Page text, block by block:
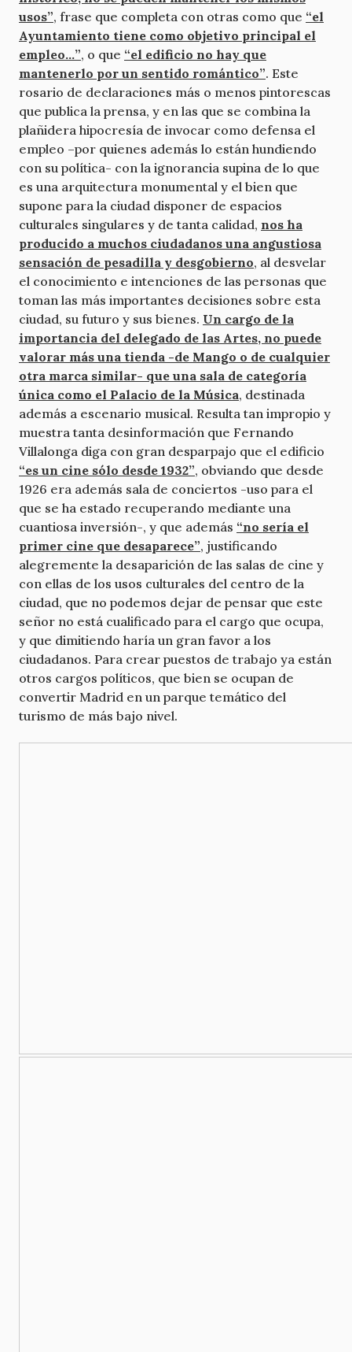
usos”, frase que completa con otras como que “el
Ayuntamiento tiene como objetivo principal el
empleo…”, o que “el edificio no hay que
mantenerlo por un sentido romántico”. Este
rosario de declaraciones más o menos pintorescas
que publica la prensa, y en las que se combina la
plañidera hipocresía de invocar como defensa el
empleo –por quienes además lo están hundiendo
con su política- con la ignorancia supina de lo que
es una arquitectura monumental y el bien que
supone para la ciudad disponer de espacios
culturales singulares y de tanta calidad, nos ha
producido a muchos ciudadanos una angustiosa
sensación de pesadilla y desgobierno, al desvelar
el conocimiento e intenciones de las personas que
toman las más importantes decisiones sobre esta
ciudad, su futuro y sus bienes. Un cargo de la
importancia del delegado de las Artes, no puede
valorar más una tienda -de Mango o de cualquier
otra marca similar- que una sala de categoría
única como el Palacio de la Música, destinada
además a escenario musical. Resulta tan impropio y
muestra tanta desinformación que Fernando
Villalonga diga con gran desparpajo que el edificio
“es un cine sólo desde 1932”, obviando que desde
1926 era además sala de conciertos -uso para el
que se ha estado recuperando mediante una
cuantiosa inversión-, y que además “no sería el
primer cine que desaparece”, justificando
alegremente la desaparición de las salas de cine y
con ellas de los usos culturales del centro de la
ciudad, que no podemos dejar de pensar que este
señor no está cualificado para el cargo que ocupa,
y que dimitiendo haría un gran favor a los
ciudadanos. Para crear puestos de trabajo ya están
otros cargos políticos, que bien se ocupan de
convertir Madrid en un parque temático del
turismo de más bajo nivel.